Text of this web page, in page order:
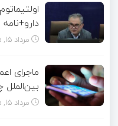
دارو+نامه
مرداد ۱۵, ۱۴۰۵
مرداد ۱۵, ۱۴۰۵